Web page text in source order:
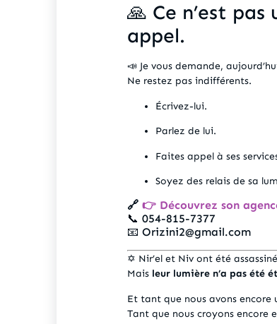
🙏 Ce n’est pas
appel.
📣 Je vous demande,
Ne restez pas indifférents.
Écrivez-lui.
Parlez de lui.
Faites appel à ses
Soyez des relais de sa
🔗 👉 Découvrez son
📞 054-815-7377
📧 Orizini2@gmail.com
✡️ Nir’el et Niv ont été
Mais leur lumière n’a pas été
Et tant que nous avons
Tant que nous croyons encore